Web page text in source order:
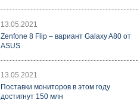
13.05.2021
Zenfone 8 Flip – вариант Galaxy A80 от
ASUS
13.05.2021
Поставки мониторов в этом году
достигнут 150 млн